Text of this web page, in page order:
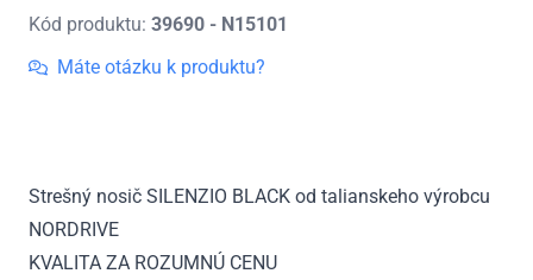
Strešný
nosič
2015
-
teraz
Kód produktu: 39690 - N15101
Máte otázku k produktu?
Strešný nosič SILENZIO BLACK od talianskeho výrobcu
NORDRIVE
KVALITA ZA ROZUMNÚ CENU